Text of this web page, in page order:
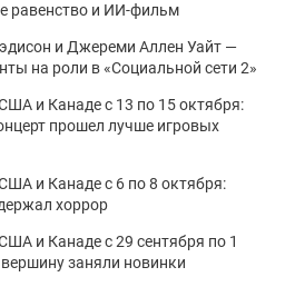
равенство и ИИ-фильм
и Джереми Аллен Уайт —
на роли в «Социальной сети 2»
и Канаде с 13 по 15 октября:
прошел лучше игровых
и Канаде с 6 по 8 октября:
хоррор
и Канаде с 29 сентября по 1
заняли новинки